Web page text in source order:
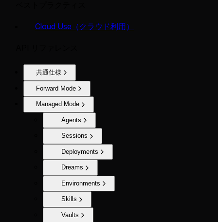
Cloud Use（クラウド利用）
共通仕様
Forward Mode
Managed Mode
Agents
Sessions
Deployments
Dreams
Environments
Skills
Vaults